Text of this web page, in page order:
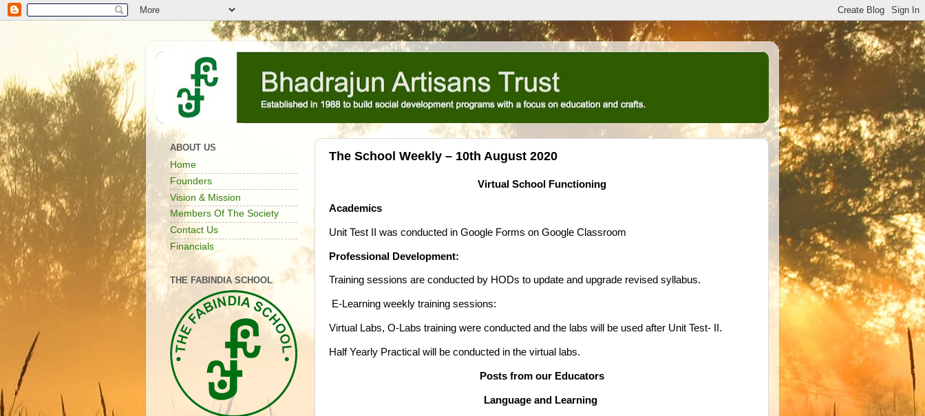
The School Weekly – 10th August 2020
Virtual School Functioning
Academics
Unit Test II was conducted in Google Forms on Google Classroom
Professional Development:
Training sessions are conducted by HODs to update and upgrade revised syllabus.
E-Learning weekly training sessions:
Virtual Labs, O-Labs training were conducted and the labs will be used after Unit Test- II.
Half Yearly Practical will be conducted in the virtual labs.
Posts from our Educators
Language and Learning
ABOUT US
Home
Founders
Vision & Mission
Members Of The Society
Contact Us
Financials
THE FABINDIA SCHOOL